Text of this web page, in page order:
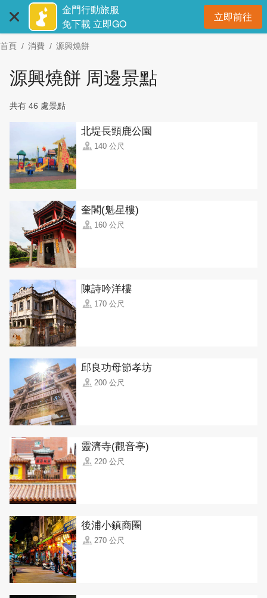
主
要
金門行動旅服
免下載 立即GO
立即前往開
首頁 消費 源興燒餅
源興燒餅 周邊景點
共有 46 處景點
北堤長頸鹿公園
140 公尺
奎閣(魁星樓)
160 公尺
陳詩吟洋樓
170 公尺
邱良功母節孝坊
200 公尺
靈濟寺(觀音亭)
220 公尺
後浦小鎮商圈
270 公尺